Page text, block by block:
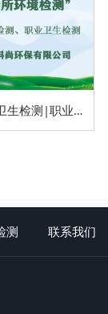
东莞职业卫生检测|职业危害因素检测
测 联系我们